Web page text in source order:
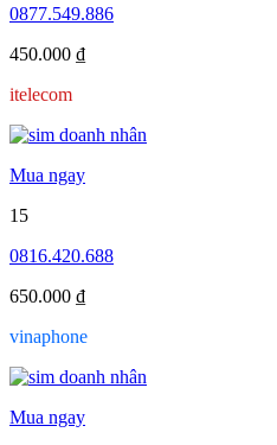
0877.549.886
450.000 ₫
itelecom
Mua ngay
15
0816.420.688
650.000 ₫
vinaphone
Mua ngay